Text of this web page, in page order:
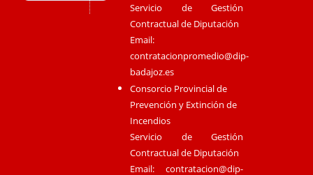
Servicio de Gestión
Contractual de Diputación
Email:
contratacionpromedio@dip-
badajoz.es
Consorcio Provincial de
Prevención y Extinción de
Incendios
Servicio de Gestión
Contractual de Diputación
Email:contratacion@dip-